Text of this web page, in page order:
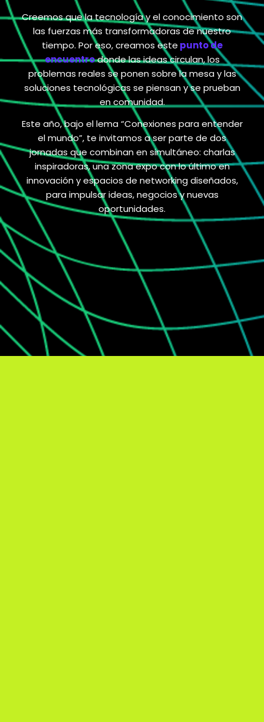
Creemos que la tecnología y el conocimiento son
las fuerzas más transformadoras de nuestro
tiempo. Por eso, creamos este punto de
encuentrodonde las ideas circulan, los
problemas reales se ponen sobre la mesa y las
soluciones tecnológicas se piensan y se prueban
en comunidad.
Este año, bajo el lema“Conexiones para entender
el mundo”, te invitamos a ser parte de dos
jornadas que combinan en simultáneo: charlas
inspiradoras, una zona expo con lo último en
innovación y espacios de networking diseñados,
para impulsar ideas, negocios y nuevas
oportunidades.